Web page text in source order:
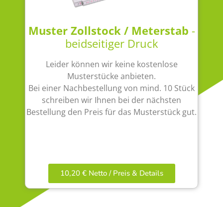
Muster Zollstock / Meterstab -
beidseitiger Druck
Leider können wir keine kostenlose
Musterstücke anbieten.
Bei einer Nachbestellung von mind. 10 Stück
schreiben wir Ihnen bei der nächsten
Bestellung den Preis für das Musterstück gut.
10,20 € Netto / Preis & Details